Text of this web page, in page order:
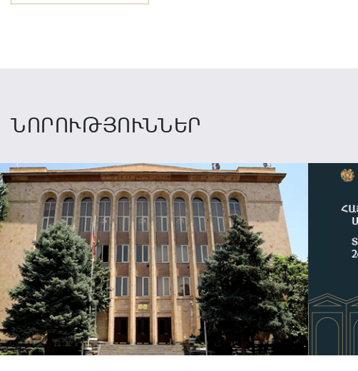
ՆՈՐՈՒԹՅՈՒՆՆԵՐ